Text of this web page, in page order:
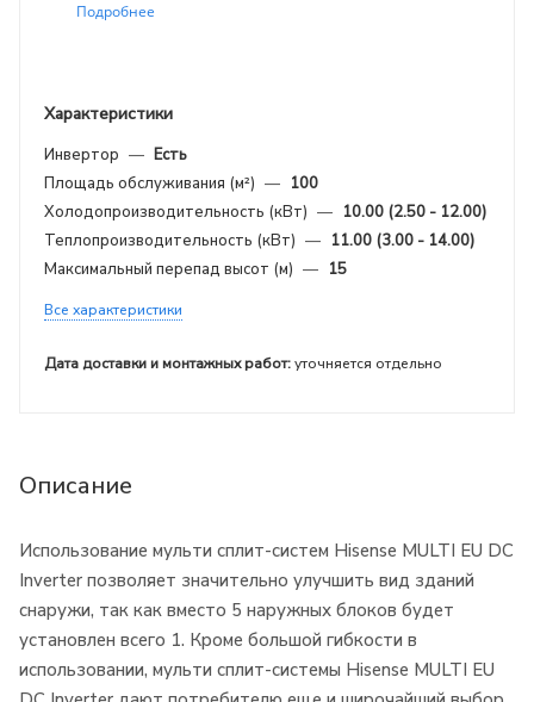
Подробнее
Характеристики
Инвертор — Есть
Площадь обслуживания (м²) — 100
Холодопроизводительность (кВт) — 10.00 (2.50 - 12.00)
Теплопроизводительность (кВт) — 11.00 (3.00 - 14.00)
Максимальный перепад высот (м) — 15
Все характеристики
Дата доставки и монтажных работ:уточняется отдельно
Описание
Использование мульти сплит-систем Hisense MULTI EU DC
Inverter позволяет значительно улучшить вид зданий
снаружи, так как вместо 5 наружных блоков будет
установлен всего 1. Кроме большой гибкости в
использовании, мульти сплит-системы Hisense MULTI EU